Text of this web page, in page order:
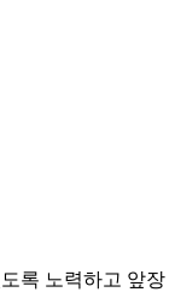
록 노력하고 앞장